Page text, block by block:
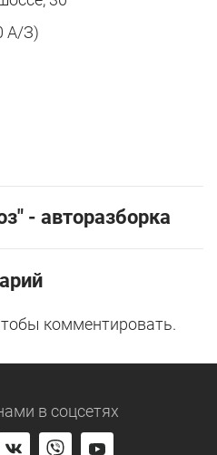
А/З)
- авторазборка
комментировать.
в соцсетях